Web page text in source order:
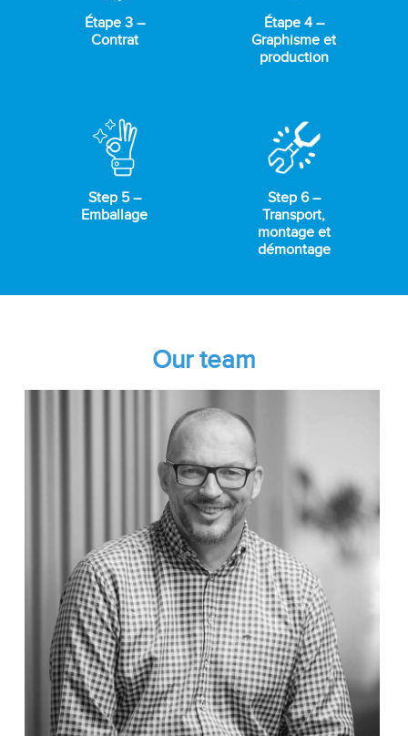
Étape 3 –
Contrat
Étape 4 –
Graphisme et
production
Step 5 –
Emballage
Step 6 –
Transport,
montage et
démontage
Our team